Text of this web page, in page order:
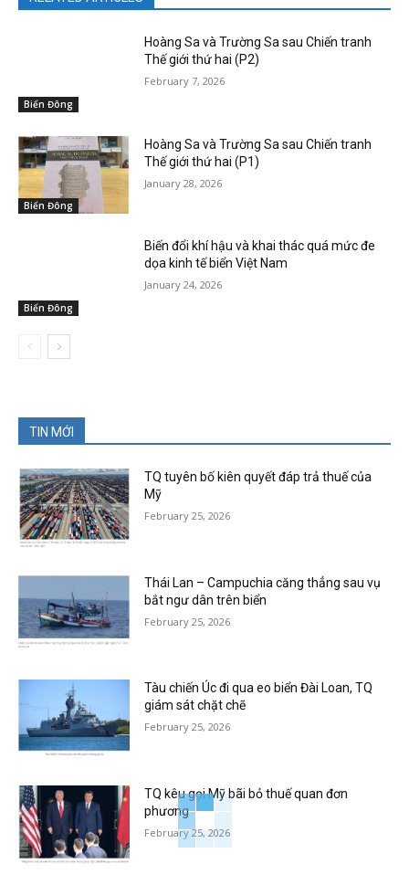
Biển Đông
Hoàng Sa và Trường Sa sau Chiến tranh
Thế giới thứ hai (P2)
February 7, 2026
Biển Đông
Hoàng Sa và Trường Sa sau Chiến tranh
Thế giới thứ hai (P1)
January 28, 2026
Biển Đông
Biến đổi khí hậu và khai thác quá mức đe
dọa kinh tế biển Việt Nam
January 24, 2026
TIN MỚI
TQ tuyên bố kiên quyết đáp trả thuế của
Mỹ
February 25, 2026
Thái Lan – Campuchia căng thẳng sau vụ
bắt ngư dân trên biển
February 25, 2026
Tàu chiến Úc đi qua eo biển Đài Loan, TQ
giám sát chặt chẽ
February 25, 2026
TQ kêu gọi Mỹ bãi bỏ thuế quan đơn
phương
February 25, 2026